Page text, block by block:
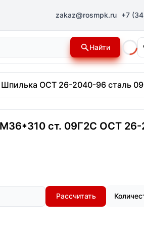
zakaz@rosmpk.ru +7
Найти
Шпилька ОСТ 26-2040-96 сталь
ст. 09Г2С ОСТ 26-
Рассчитать